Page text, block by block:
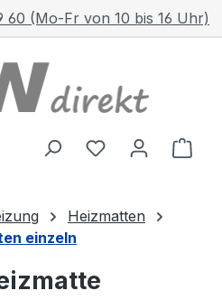
Kostenloser Versand
Heizmatten
einzeln